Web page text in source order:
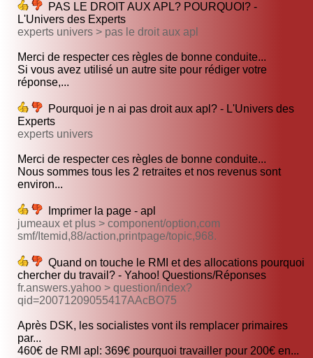
PAS LE DROIT AUX APL? POURQUOI? -
L'Univers des Experts
experts univers > pas le droit aux apl
Merci de respecter ces règles de bonne conduite...
Si vous avez utilisé un autre site pour rédiger votre
réponse,...
Pourquoi je n ai pas droit aux apl? - L'Univers des
Experts
experts univers
Merci de respecter ces règles de bonne conduite...
Nous sommes tous les 2 retraites et nos revenus sont
environ...
Imprimer la page - apl
jumeaux et plus > component/option,com
smf/Itemid,88/action,printpage/topic,968.
Quand on touche le RMI et des allocations pourquoi
chercher du travail? - Yahoo! Questions/Réponses
fr.answers.yahoo > question/index?
qid=20071209055417AAcBO75
Après DSK, les socialistes vont ils remplacer primaires
par...
460€ de RMI apl: 369€ pourquoi travailler pour 200€ en...